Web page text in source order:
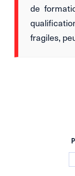
de
fragiles,